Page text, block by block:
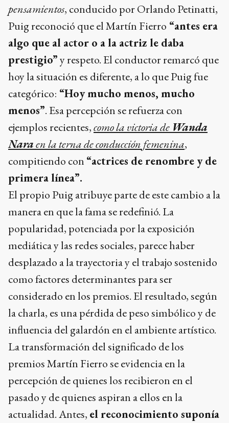
pensamientos, conducido por Orlando Petinatti,
Puig reconoció que el Martín Fierro “antes era
algo que al actor o a la actriz le daba
prestigio”y respeto. El conductor remarcó que
hoy la situación es diferente, a lo que Puig fue
categórico: “Hoy mucho menos, mucho
menos”. Esa percepción se refuerza con
ejemplos recientes,como la victoria de Wanda
Naraen la terna de conducción femenina,
compitiendo con “actrices de renombre y de
primera línea”.
El propio Puig atribuye parte de este cambio a la
manera en que la fama se redefinió. La
popularidad, potenciada por la exposición
mediática y las redes sociales, parece haber
desplazado a la trayectoria y el trabajo sostenido
como factores determinantes para ser
considerado en los premios. El resultado, según
la charla, es una pérdida de peso simbólico y de
influencia del galardón en el ambiente artístico.
La transformación del significado de los
premios Martín Fierro se evidencia en la
percepción de quienes los recibieron en el
pasado y de quienes aspiran a ellos en la
actualidad. Antes, el reconocimiento suponía